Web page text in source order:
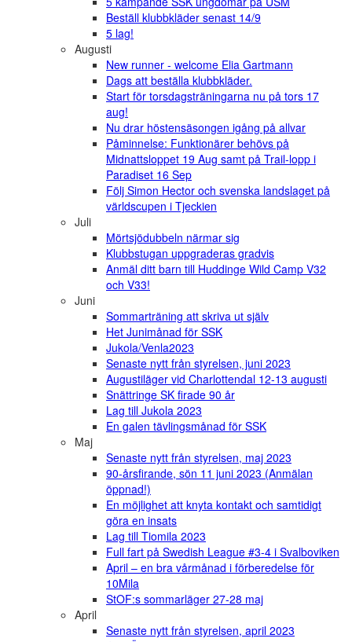
Beställ klubbkläder senast 14/9
5 lag!
Augusti
New runner - welcome Elia Gartmann
Dags att beställa klubbkläder.
Start för torsdagsträningarna nu på tors 17
aug!
Nu drar höstensäsongen igång på allvar
Påminnelse: Funktionärer behövs på
Midnattsloppet 19 Aug samt på Trail-lopp i
Paradiset 16 Sep
Följ Simon Hector och svenska landslaget på
världscupen i Tjeckien
Juli
Mörtsjödubbeln närmar sig
Klubbstugan uppgraderas gradvis
Anmäl ditt barn till Huddinge Wild Camp V32
och V33!
Juni
Sommarträning att skriva ut själv
Het Junimånad för SSK
Jukola/Venla2023
Senaste nytt från styrelsen, juni 2023
Augustiläger vid Charlottendal 12-13 augusti
Snättringe SK firade 90 år
Lag till Jukola 2023
En galen tävlingsmånad för SSK
Maj
Senaste nytt från styrelsen, maj 2023
90-årsfirande, sön 11 juni 2023 (Anmälan
öppnad!)
En möjlighet att knyta kontakt och samtidigt
göra en insats
Lag till Tiomila 2023
Full fart på Swedish League #3-4 i Svalboviken
April – en bra vårmånad i förberedelse för
10Mila
StOF:s sommarläger 27-28 maj
April
Senaste nytt från styrelsen, april 2023